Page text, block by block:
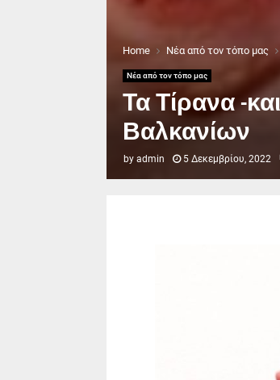
Home Νέα από τον τόπο μας
Νέα από τον τόπο μας
Τα Τίρανα -
Βαλκανίων
by admin 5 Δεκεμβρίου, 2022